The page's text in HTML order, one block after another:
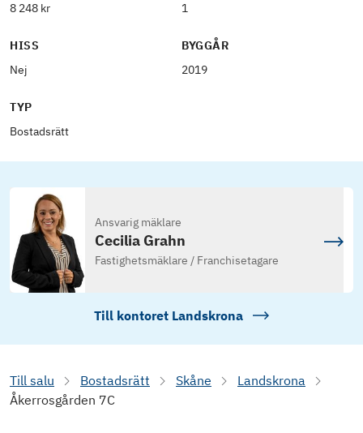
8 248 kr
1
HISS
Nej
BYGGÅR
2019
TYP
Bostadsrätt
Ansvarig mäklare
Cecilia Grahn
Fastighetsmäklare / Franchisetagare
Till kontoret Landskrona
Till salu Bostadsrätt Skåne
Landskrona
Åkerrosgården 7C